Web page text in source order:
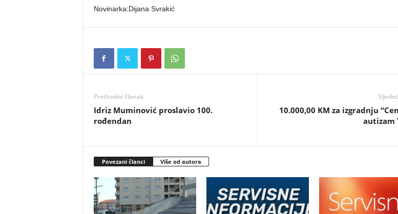
Novinarka:Dijana Svrakić
Prethodni članak
Idriz Muminović proslavio 100.
rođendan
10.000,00 KM za izgradnju
autizam
Povezani članci Više od autora